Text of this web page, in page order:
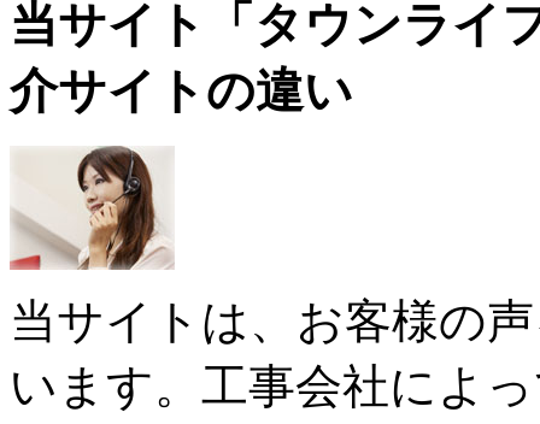
当サイト「タウンライ
介サイトの違い
当サイトは、お客様の
います。工事会社によ